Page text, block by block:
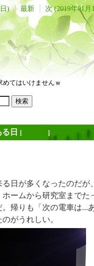
) 最新 次 (2019年01月
てはいけませんｗ
日 [ ]
日が多くなったのだが
ームから研究室までた
帰りも「次の電車は...
がうれしい。